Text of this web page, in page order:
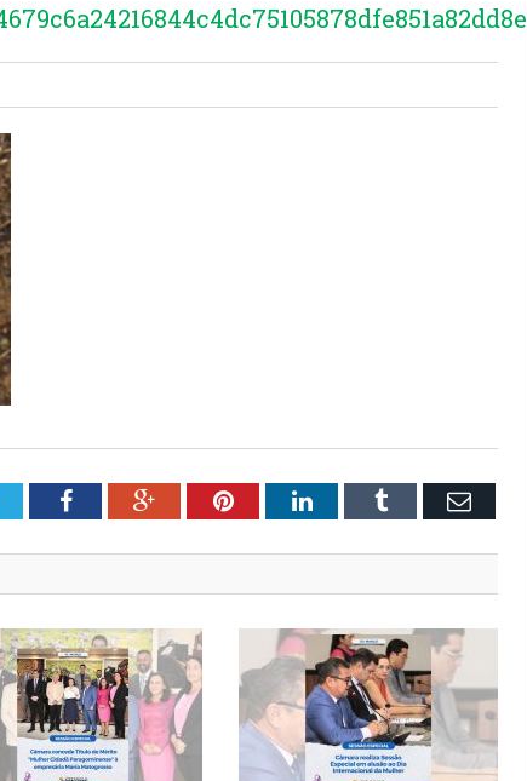
FacebookGoogle+PinterestLinkedInTumblr Email